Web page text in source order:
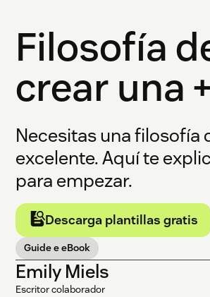
Filosofía
crear una
Necesitas una filosofía
excelente. Aquí te
para empezar.
Descarga plantillas gratis
Guide e eBook
Emily Miels
Escritor colaborador